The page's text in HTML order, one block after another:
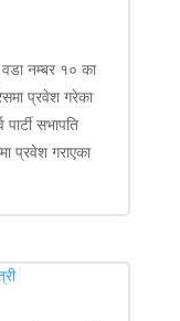
नम्बर १० का
प्रवेश गरेका
सभापति
प्रवेश गराएका